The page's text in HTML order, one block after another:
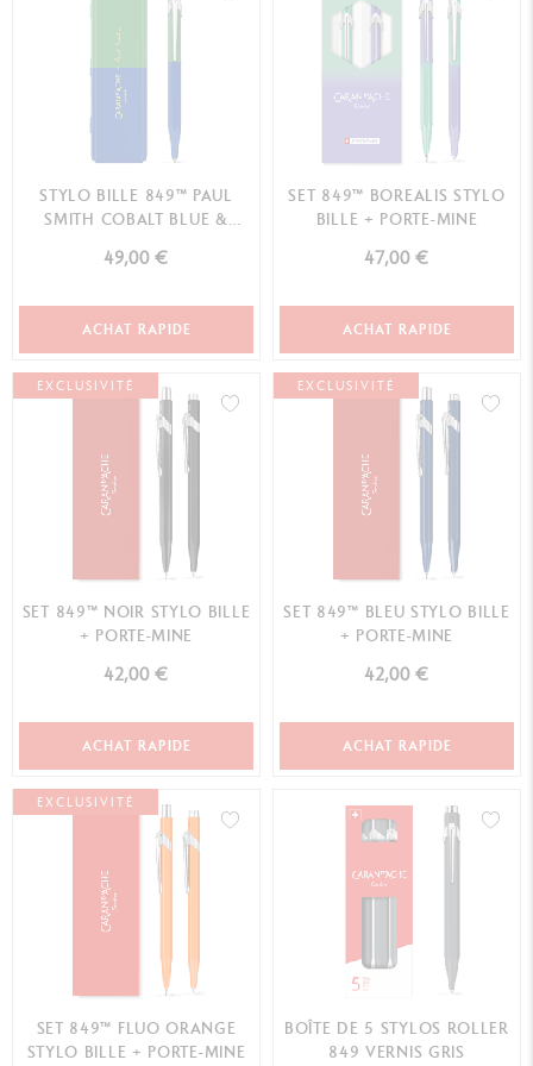
STYLO BILLE 849™ PAUL
SMITH COBALT BLUE &
49,00 €
ACHAT RAPIDE
SET 849™ BOREALIS STYLO
BILLE + PORTE-MINE
47,00 €
ACHAT RAPIDE
EXCLUSIVITÉ
SET 849™ NOIR STYLO BILLE
+ PORTE-MINE
42,00 €
ACHAT RAPIDE
EXCLUSIVITÉ
SET 849™ BLEU STYLO BILLE
+ PORTE-MINE
42,00 €
ACHAT RAPIDE
EXCLUSIVITÉ
SET 849™ FLUO ORANGE
STYLO BILLE + PORTE-MINE
BOÎTE DE 5 STYLOS ROLLER
849 VERNIS GRIS